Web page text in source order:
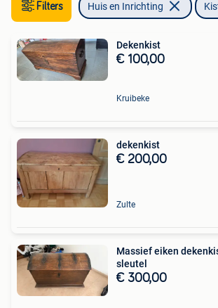
Filters Huis en Inrichting
Dekenkist
€ 100,00
Kruibeke
dekenkist
€ 200,00
Zulte
Massief eiken
sleutel
€ 300,00